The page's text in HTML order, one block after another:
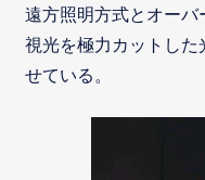
遠方照明方式とオー
視光を極力カットした
せている。